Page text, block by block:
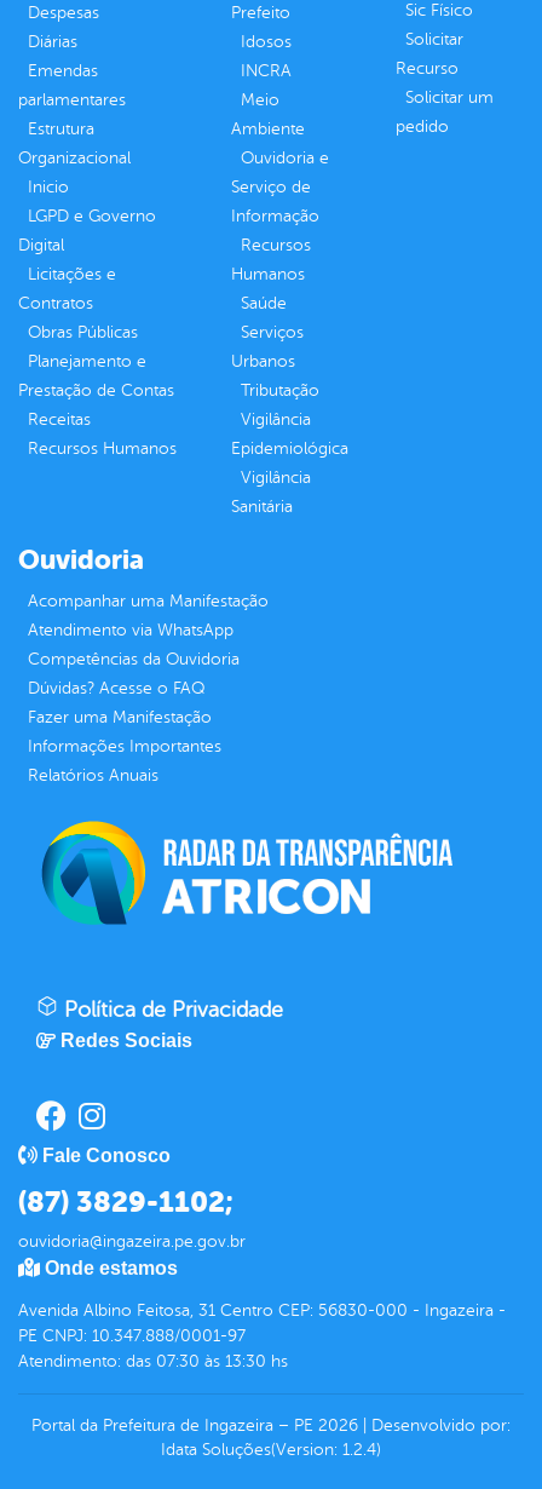
Despesas
Diárias
Emendas
parlamentares
Estrutura
Organizacional
Inicio
LGPD e Governo
Digital
Licitações e
Contratos
Obras Públicas
Planejamento e
Prestação de Contas
Receitas
Recursos Humanos
Prefeito
Idosos
INCRA
Meio
Ambiente
Ouvidoria e
Serviço de
Informação
Recursos
Humanos
Saúde
Serviços
Urbanos
Tributação
Vigilância
Epidemiológica
Vigilância
Sanitária
Sic Físico
Solicitar
Recurso
Solicitar um
pedido
Ouvidoria
Acompanhar uma Manifestação
Atendimento via WhatsApp
Competências da Ouvidoria
Dúvidas? Acesse o FAQ
Fazer uma Manifestação
Informações Importantes
Relatórios Anuais
Política de Privacidade
Redes Sociais
Fale Conosco
(87) 3829-1102;
ouvidoria@ingazeira.pe.gov.br
Onde estamos
Avenida Albino Feitosa, 31 Centro CEP: 56830-000 - Ingazeira -
PE CNPJ: 10.347.888/0001-97
Atendimento: das 07:30 às 13:30 hs
Portal da Prefeitura de Ingazeira – PE 2026
Desenvolvido por:
Idata Soluções(Version: 1.2.4)